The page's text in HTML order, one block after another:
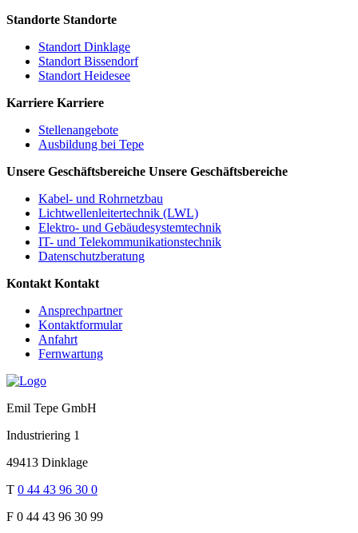
Standorte Standorte
Standort Dinklage
Standort Bissendorf
Standort Heidesee
Karriere Karriere
Stellenangebote
Ausbildung bei Tepe
Unsere Geschäftsbereiche Unsere Geschäftsbereiche
Kabel- und Rohrnetzbau
Lichtwellenleitertechnik (LWL)
Elektro- und Gebäudesystemtechnik
IT- und Telekommunikationstechnik
Datenschutzberatung
Kontakt Kontakt
Ansprechpartner
Kontaktformular
Anfahrt
Fernwartung
Emil Tepe GmbH
Industriering 1
49413 Dinklage
T 0 44 43 96 30 0
F 0 44 43 96 30 99